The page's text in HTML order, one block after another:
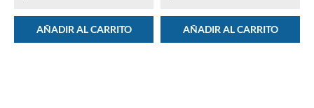
AÑADIR AL CARRITO AÑADIR AL CARRITO